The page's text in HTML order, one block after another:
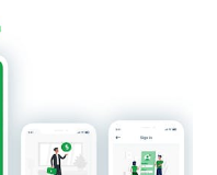
断变化的市